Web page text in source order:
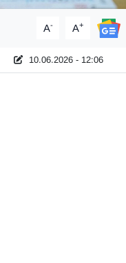
A- A+
10.06.2026 - 12:06